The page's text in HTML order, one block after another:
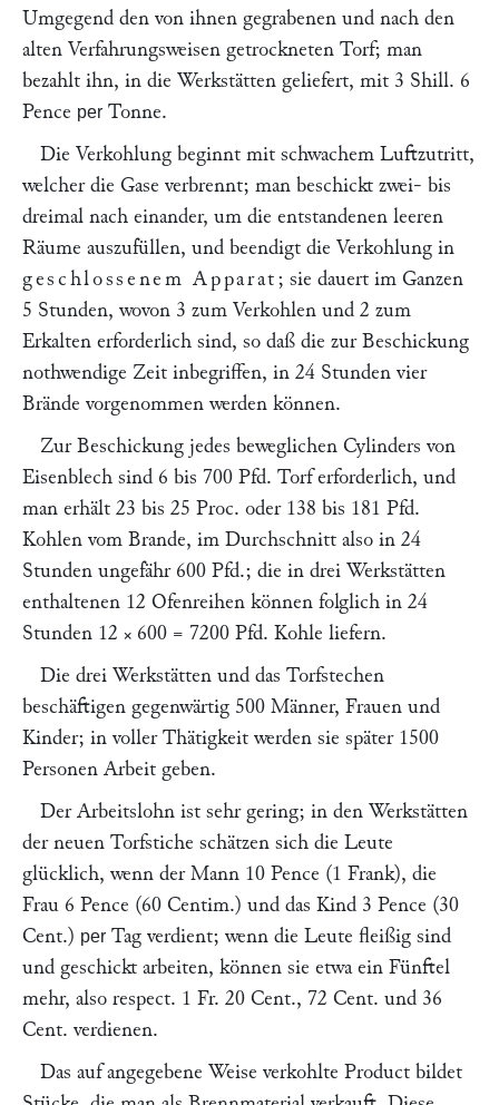
Umgegend den von ihnen gegrabenen und nach den
alten Verfahrungsweisen getrockneten Torf; man
bezahlt ihn, in die Werkstätten geliefert, mit 3 Shill. 6
Pence per Tonne.
Die Verkohlung beginnt mit schwachem Luftzutritt,
welcher die Gase verbrennt; man beschickt zwei- bis
dreimal nach einander, um die entstandenen leeren
Räume auszufüllen, und beendigt die Verkohlung in
geschlossenem Apparat ; sie dauert im Ganzen
5 Stunden, wovon 3 zum Verkohlen und 2 zum
Erkalten erforderlich sind, so daß die zur Beschickung
nothwendige Zeit inbegriffen, in 24 Stunden vier
Brände vorgenommen werden können.
Zur Beschickung jedes beweglichen Cylinders von
Eisenblech sind 6 bis 700 Pfd. Torf erforderlich, und
man erhält 23 bis 25 Proc. oder 138 bis 181 Pfd.
Kohlen vom Brande, im Durchschnitt also in 24
Stunden ungefähr 600 Pfd.; die in drei Werkstätten
enthaltenen 12 Ofenreihen können folglich in 24
Stunden 12 × 600 = 7200 Pfd. Kohle liefern.
Die drei Werkstätten und das Torfstechen
beschäftigen gegenwärtig 500 Männer, Frauen und
Kinder; in voller Thätigkeit werden sie später 1500
Personen Arbeit geben.
Der Arbeitslohn ist sehr gering; in den Werkstätten
der neuen Torfstiche schätzen sich die Leute
glücklich, wenn der Mann 10 Pence (1 Frank), die
Frau 6 Pence (60 Centim.) und das Kind 3 Pence (30
Cent.) per Tag verdient; wenn die Leute fleißig sind
und geschickt arbeiten, können sie etwa ein Fünftel
mehr, also respect. 1 Fr. 20 Cent., 72 Cent. und 36
Cent. verdienen.
Das auf angegebene Weise verkohlte Product bildet